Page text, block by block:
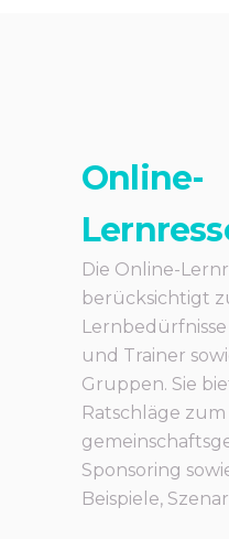
Online-
Die Online-
berücksichtigt
und Trainer
Gruppen. Sie
Ratschläge zum
Sponsoring
Beispiele,